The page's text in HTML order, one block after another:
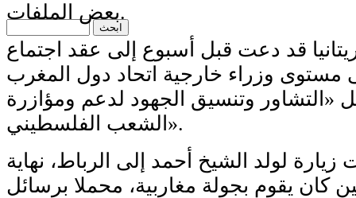
بعض الملفات.
قد دعت قبل أسبوع إلى عقد اجتماع
مستوى وزراء خارجية اتحاد دول المغرب
«التشاور وتنسيق الجهود لدعم ومؤازرة
الشعب الفلسطيني».
لولد الشيخ أحمد إلى الرباط، نهاية
يقوم بجولة مغاربية، محملا برسائل